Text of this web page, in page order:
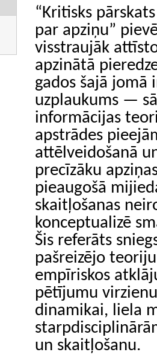
“Kritisks
par apziņu”
visstraujāk
apzinātā
gados šajā jomā
uzplaukums —
informācijas
apstrādes
attēlveidošanā
precīzāku
pieaugošā
skaitļošanas
konceptualizē
Šis referāts
pašreizējo
empīriskos
pētījumu
dinamikai, liela
un skaitļošanu.